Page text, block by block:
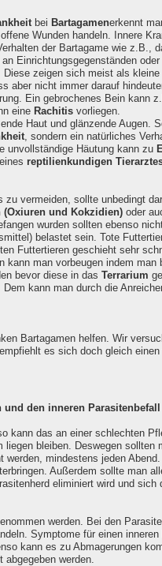
bei Bartagamenerkennt
Wunden handeln. Innere
der Bartagame wie z.B.,
Einrichtungsgegenständen
zeigen sich meist als
aber nicht immer darauf
Ein gebrochenes Bein kann
eine Rachitisvorliegen.
Haut und glänzende Augen.
, sondern ein natürliches
unvollständige Häutung kann zu
reptilienkundigen
zu vermeiden, sollte unbedingt
(Oxiuren und Kokzidien)oder
wurden sollten ebenso
belastet sein. Tote
Futtertieren geschieht sehr
kann man vorbeugen indem
bevor diese in das Terrarium
kann man durch die
Bartagamen helfen. Wir
es sich doch gleich
und den inneren Parasitenbefall
kann das an einer schlechten
liegen bleiben. Deswegen
mindestens jeden
Außerdem sollte man
eliminiert wird und
werden. Bei den
Symptome für einen
kann es zu Abmagerungen
werden.